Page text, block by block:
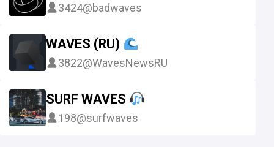
3424@badwaves
WAVES (RU)
3822@WavesNewsRU
SURF WAVES
198@surfwaves